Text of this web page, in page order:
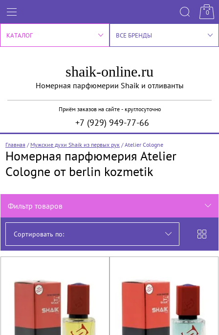
0
КАТАЛОГ ВСЕ БРЕНДЫ
shaik-online.ru
Номерная парфюмерии Shaik и отливанты
Приём заказов на сайте - круглосуточно
+7 (929) 949-77-66
Главная / Мужские духи Shaik из первых рук /Atelier Cologne
Номерная парфюмерия Atelier
Cologne от berlin kozmetik
Фильтр товаров
Сортировать по: